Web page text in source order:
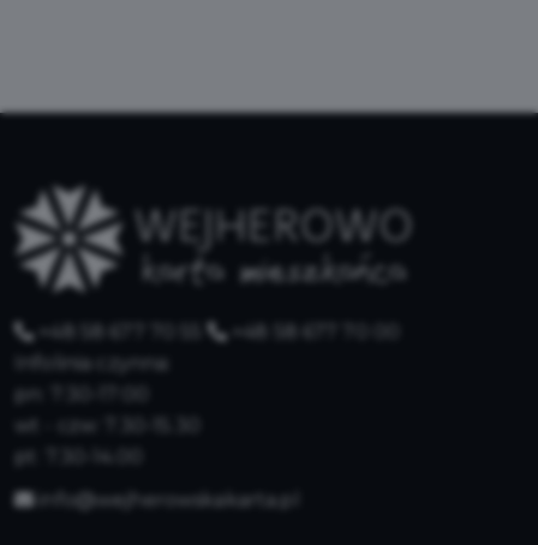
+48 58 677 70 55
+48 58 677 70 00
Infolinia czynna:
info@wejherowskakarta.pl